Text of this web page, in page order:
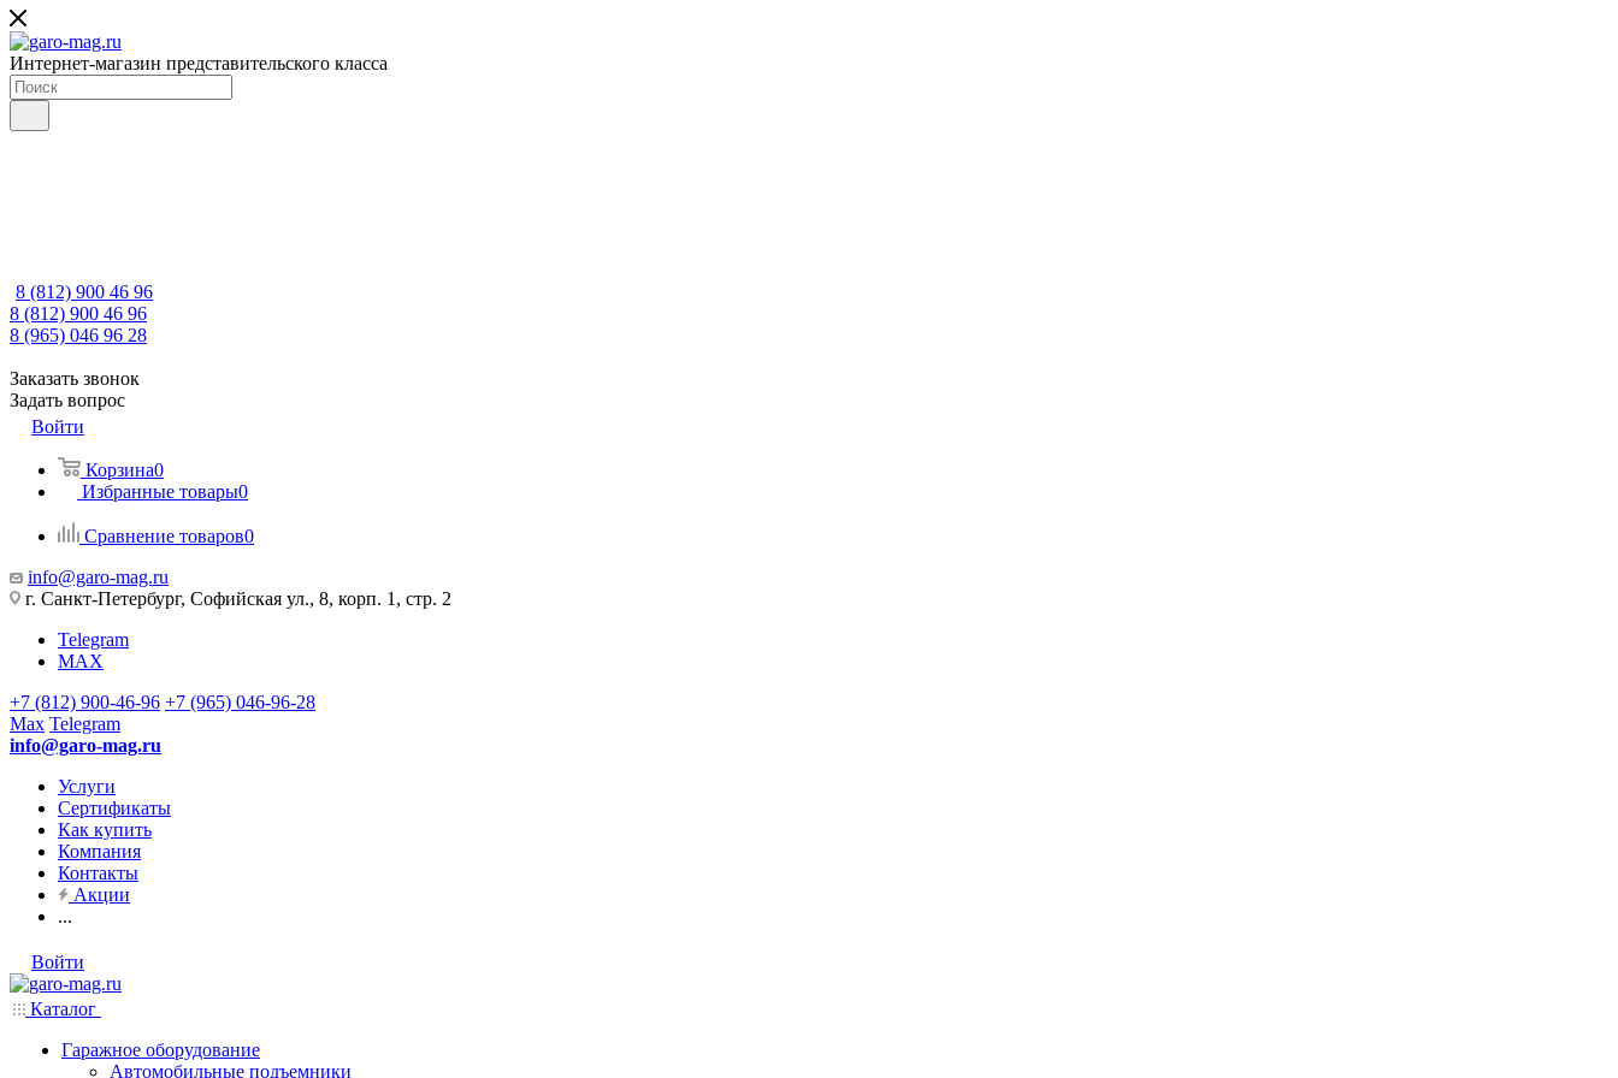
Интернет-магазин представительского класса
8 (812) 900 46 96
8 (812) 900 46 96
8 (965) 046 96 28
Заказать звонок
Задать вопрос
Войти
Корзина0
Избранные товары0
Сравнение товаров0
info@garo-mag.ru
г. Санкт-Петербург, Софийская ул., 8, корп. 1, стр. 2
Telegram
MAX
+7 (812) 900-46-96 +7 (965) 046-96-28
Max Telegram
info@garo-mag.ru
Услуги
Сертификаты
Как купить
Компания
Контакты
Акции
...
Войти
Каталог
Гаражное оборудование
Автомобильные подъемники